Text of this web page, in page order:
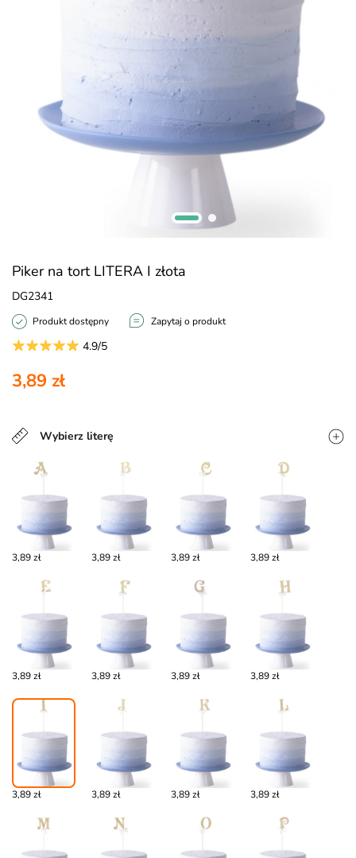
Piker na tort LITERA I złota
DG2341
Produkt dostępny Zapytaj o produkt
4.9/5
3,89 zł
Wybierz literę
3,89 zł 3,89 zł 3,89 zł 3,89 zł
3,89 zł 3,89 zł 3,89 zł 3,89 zł
3,89 zł 3,89 zł 3,89 zł 3,89 zł